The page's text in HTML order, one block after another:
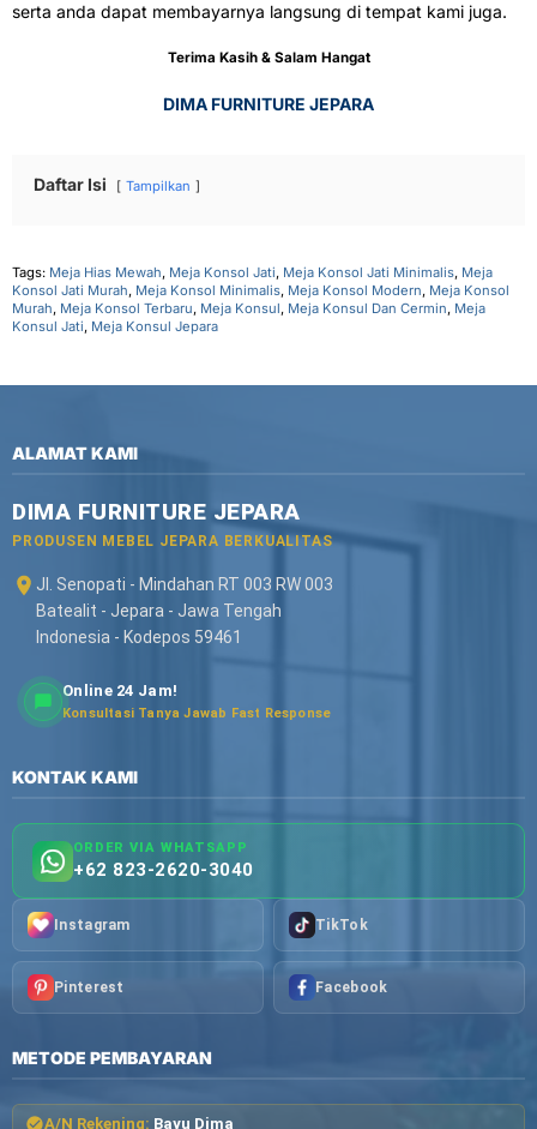
serta anda dapat membayarnya langsung di tempat kami juga.
Terima Kasih & Salam Hangat
DIMA FURNITURE JEPARA
Daftar Isi Tampilkan
Tags: Meja Hias Mewah, Meja Konsol Jati, Meja Konsol Jati Minimalis, Meja
Konsol Jati Murah, Meja Konsol Minimalis, Meja Konsol Modern, Meja Konsol
Murah, Meja Konsol Terbaru, Meja Konsul, Meja Konsul Dan Cermin, Meja
Konsul Jati, Meja Konsul Jepara
ALAMAT KAMI
DIMA FURNITURE JEPARA
PRODUSEN MEBEL JEPARA BERKUALITAS
Jl. Senopati - Mindahan RT 003 RW 003
Batealit - Jepara - Jawa Tengah
Indonesia - Kodepos 59461
Online 24 Jam!
Konsultasi Tanya Jawab Fast Response
KONTAK KAMI
ORDER VIA WHATSAPP
+62 823-2620-3040
Instagram TikTok
Pinterest Facebook
METODE PEMBAYARAN
A/N Rekening: Bayu Dima